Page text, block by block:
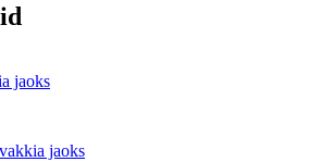
jaoks
jaoks